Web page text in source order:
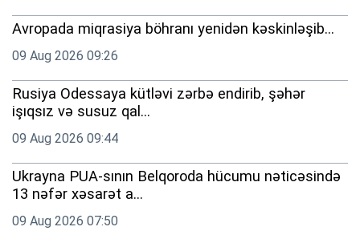
Avropada miqrasiya böhranı yenidən kəskinləşib...
09 Aug 2026 09:26
Rusiya Odessaya kütləvi zərbə endirib, şəhər
işıqsız və susuz qal...
09 Aug 2026 09:44
Ukrayna PUA-sının Belqoroda hücumu nəticəsində
13 nəfər xəsarət a...
09 Aug 2026 07:50